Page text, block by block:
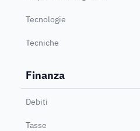
Tecnologie
Tecniche
Finanza
Debiti
Tasse